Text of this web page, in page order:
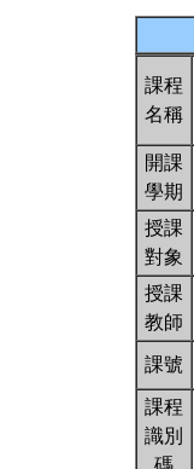
課程
名稱
開課
學期
授課
對象
授課
教師
課號
課程
識別
碼